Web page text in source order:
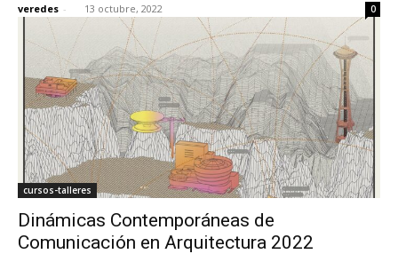
veredes - 13 octubre, 2022 0
cursos-talleres
Dinámicas Contemporáneas de
Comunicación en Arquitectura 2022